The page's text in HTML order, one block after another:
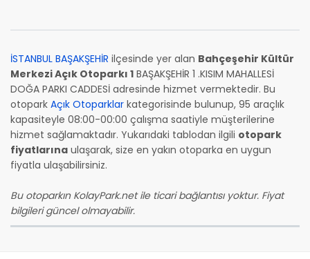
İSTANBUL BAŞAKŞEHİR ilçesinde yer alan Bahçeşehir Kültür
Merkezi Açık Otoparkı 1 BAŞAKŞEHİR 1 .KISIM MAHALLESİ
DOĞA PARKI CADDESİ adresinde hizmet vermektedir. Bu
otopark Açık Otoparklar kategorisinde bulunup, 95 araçlık
kapasiteyle 08:00-00:00 çalışma saatiyle müşterilerine
hizmet sağlamaktadır. Yukarıdaki tablodan ilgili otopark
fiyatlarına ulaşarak, size en yakın otoparka en uygun
fiyatla ulaşabilirsiniz.
Bu otoparkın KolayPark.net ile ticari bağlantısı yoktur. Fiyat
bilgileri güncel olmayabilir.